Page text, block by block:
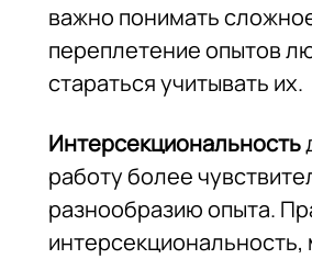
важно понимать
переплетение опытов
стараться учитывать их.
Интерсекциональность
работу более
разнообразию опыта.